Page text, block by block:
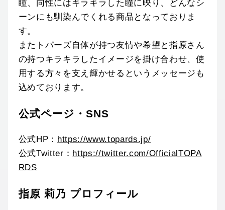
瞳、同性にはキラキラした瞳に映り、どんなシ
ーンにも馴染んでくれる商品となっておりま
す。
またトパーズ自体が持つ友情や希望と指原さん
の持つキラキラしたイメージを掛け合わせ、使
用する方々を支え輝かせるというメッセージも
込めております。
公式ページ・SNS
公式HP： https://www.topards.jp/
公式Twitter： https://twitter.com/OfficialTOPA
RDS
指原 莉乃 プロフィール